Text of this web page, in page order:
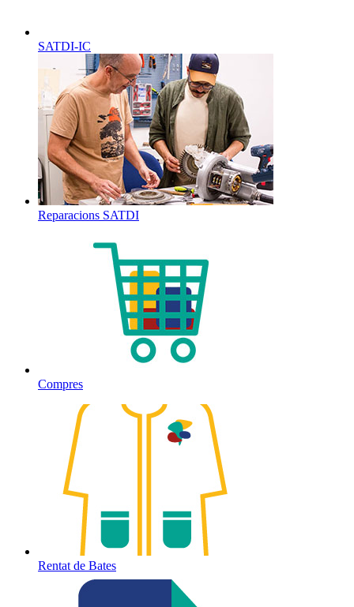
SATDI-IC
Reparacions SATDI
Compres
Rentat de Bates